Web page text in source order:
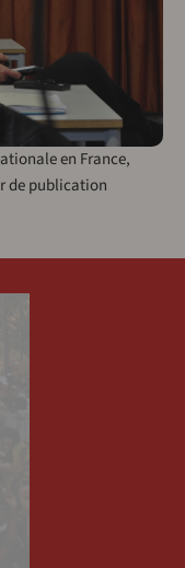
en France,
de publication